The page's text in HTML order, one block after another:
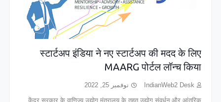
स्टार्टअप इंडिया ने नए स्टार्टअप की मदद के लिए
MAARG पोर्टल लॉन्च किया
IndianWeb2 Desk نوفمبر 25, 2022